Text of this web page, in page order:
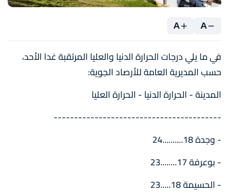
A
A
في ما يلي درجات الحرارة الدنيا والعليا المرتقبة غدا الأحد،
حسب المديرية العامة للأرصاد الجوية:
المدينة - الحرارة الدنيا - الحرارة العليا
-----------------------------------------
- وجدة 18..........24
- بوعرفة 17........23
- الحسيمة 18.....23